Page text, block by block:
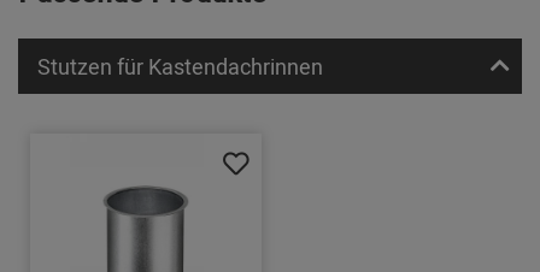
Stutzen für Kastendachrinnen